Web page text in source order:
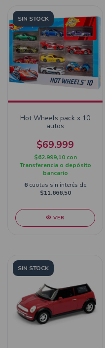
SIN STOCK
Hot Wheels pack x 10
autos
$69.999
$62.999,10 con
Transferencia o depósito
bancario
6 cuotas sin interés de
$11.666,50
VER
SIN STOCK